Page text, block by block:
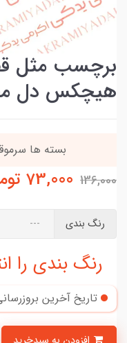
برچسب مثل
هیچکس دل
136,000
73,000
رنگ بندی
رنگ بندی را
تاریخ آخرین